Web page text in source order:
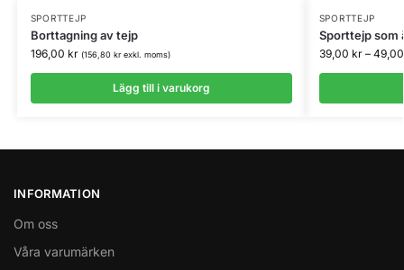
SPORTTEJP
Borttagning av tejp
196,00 kr (156,80 krexkl. moms)
Lägg till i varukorg
SPORTTEJP
Sporttejp som
39,00 kr –
INFORMATION
Om oss
Våra varumärken